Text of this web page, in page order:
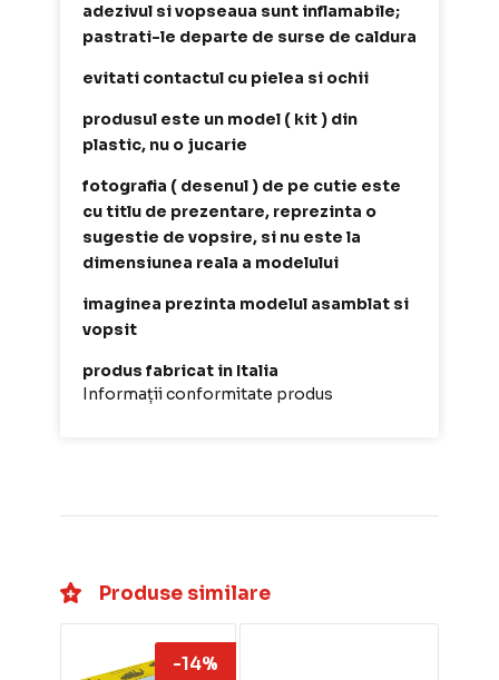
adezivul si vopseaua sunt inflamabile;
pastrati-le departe de surse de caldura
evitati contactul cu pielea si ochii
produsul este un model ( kit ) din
plastic, nu o jucarie
fotografia ( desenul ) de pe cutie este
cu titlu de prezentare, reprezinta o
sugestie de vopsire, si nu este la
dimensiunea reala a modelului
imaginea prezinta modelul asamblat si
vopsit
produs fabricat in Italia
Informații conformitate produs
Produse similare
-14%